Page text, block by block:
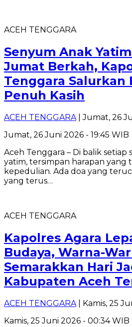
ACEH TENGGARA
Senyum Anak
Jumat Berkah,
Tenggara Salurkan
Penuh Kasih
ACEH TENGGARA | Jumat, 26
Jumat, 26 Juni 2026 - 19:45 WIB
Aceh Tenggara – Di balik setiap
yatim, tersimpan harapan yang
kepedulian. Ada doa yang
yang terus…
ACEH TENGGARA
Kapolres Agara
Budaya, Warna-
Semarakkan Hari
Kabupaten Aceh
ACEH TENGGARA | Kamis, 25
Kamis, 25 Juni 2026 - 00:34 WIB